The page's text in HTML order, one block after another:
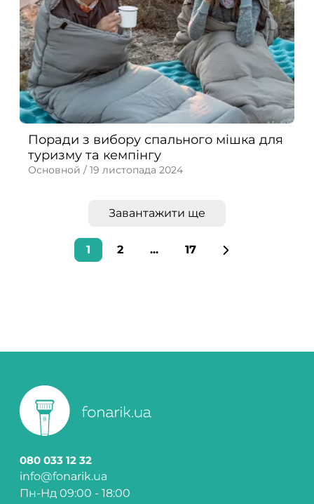
Поради з вибору спального мішка для
туризму та кемпінгу
Основной / 19 листопада 2024
Завантажити ще
1 2 ... 17
080 033 12 32
info@fonarik.ua
Пн-Нд 09:00 - 18:00